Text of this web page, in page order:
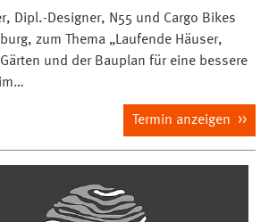
Dipl.-Designer, N55 und Cargo Bikes
zum Thema „Laufende Häuser,
und der Bauplan für eine bessere
Termin anzeigen